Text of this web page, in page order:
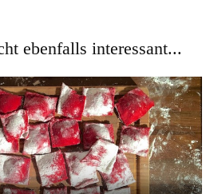
ebenfalls interessant...